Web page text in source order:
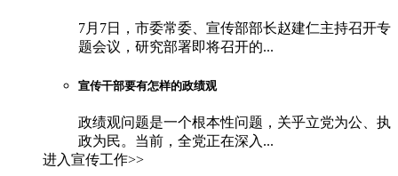
7月7日，市委常委、宣传部部长赵建仁主持召开专
题会议，研究部署即将召开的...
宣传干部要有怎样的政绩观
政绩观问题是一个根本性问题，关乎立党为公、执
政为民。当前，全党正在深入...
进入宣传工作>>